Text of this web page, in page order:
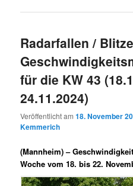
Radarfallen /
für die KW 43
24.11.2024)
Veröffentlicht am18. November
Kemmerich
(Mannheim) –
Woche vom 18. bis 22.